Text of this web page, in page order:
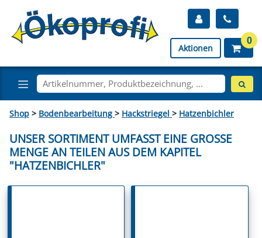
Aktionen
0
Shop > Bodenbearbeitung > Hackstriegel > Hatzenbichler
UNSER SORTIMENT UMFASST EINE GROSSE M
ENGE AN TEILEN AUS DEM KAPITEL "
HATZENBICHLER"